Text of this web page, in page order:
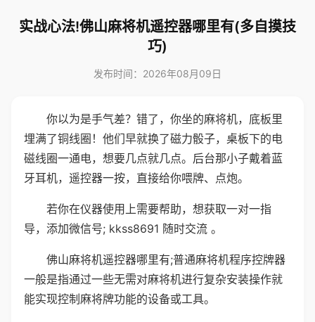
实战心法!佛山麻将机遥控器哪里有(多自摸技
巧)
发布时间：2026年08月09日
你以为是手气差？错了，你坐的麻将机，底板里
埋满了铜线圈！他们早就换了磁力骰子，桌板下的电
磁线圈一通电，想要几点就几点。后台那小子戴着蓝
牙耳机，遥控器一按，直接给你喂牌、点炮。
若你在仪器使用上需要帮助，想获取一对一指
导，添加微信号; kkss8691 随时交流 。
佛山麻将机遥控器哪里有;普通麻将机程序控牌器
一般是指通过一些无需对麻将机进行复杂安装操作就
能实现控制麻将牌功能的设备或工具。